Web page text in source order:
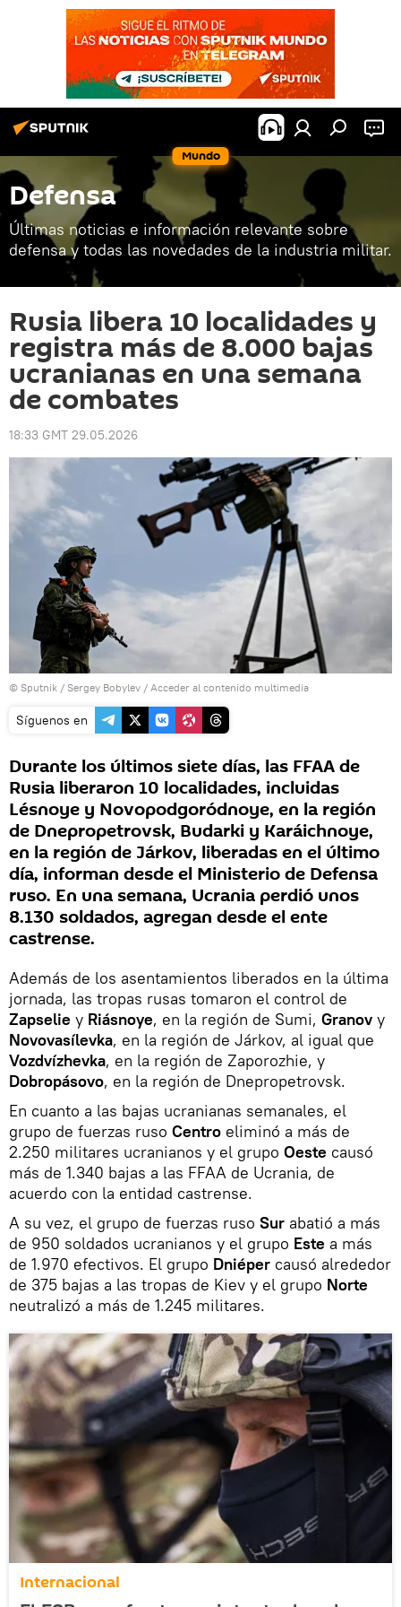
Mundo
Defensa
Últimas noticias e información relevante sobre
defensa y todas las novedades de la industria militar.
Rusia libera 10 localidades y
registra más de 8.000 bajas
ucranianas en una semana
de combates
18:33 GMT 29.05.2026
© Sputnik / Sergey Bobylev / Acceder al contenido multimedia
Síguenos en
Durante los últimos siete días, las FFAA de
Rusia liberaron 10 localidades, incluidas
Lésnoye y Novopodgoródnoye, en la región
de Dnepropetrovsk, Budarki y Karáichnoye,
en la región de Járkov, liberadas en el último
día, informan desde el Ministerio de Defensa
ruso. En una semana, Ucrania perdió unos
8.130 soldados, agregan desde el ente
castrense.
Además de los asentamientos liberados en la última
jornada, las tropas rusas tomaron el control de
Zapselie y Riásnoye, en la región de Sumi, Granov y
Novovasílevka, en la región de Járkov, al igual que
Vozdvízhevka, en la región de Zaporozhie, y
Dobropásovo, en la región de Dnepropetrovsk.
En cuanto a las bajas ucranianas semanales, el
grupo de fuerzas ruso Centro eliminó a más de
2.250 militares ucranianos y el grupo Oeste causó
más de 1.340 bajas a las FFAA de Ucrania, de
acuerdo con la entidad castrense.
A su vez, el grupo de fuerzas ruso Sur abatió a más
de 950 soldados ucranianos y el grupo Este a más
de 1.970 efectivos. El grupo Dniéper causó alrededor
de 375 bajas a las tropas de Kiev y el grupo Norte
neutralizó a más de 1.245 militares.
Internacional